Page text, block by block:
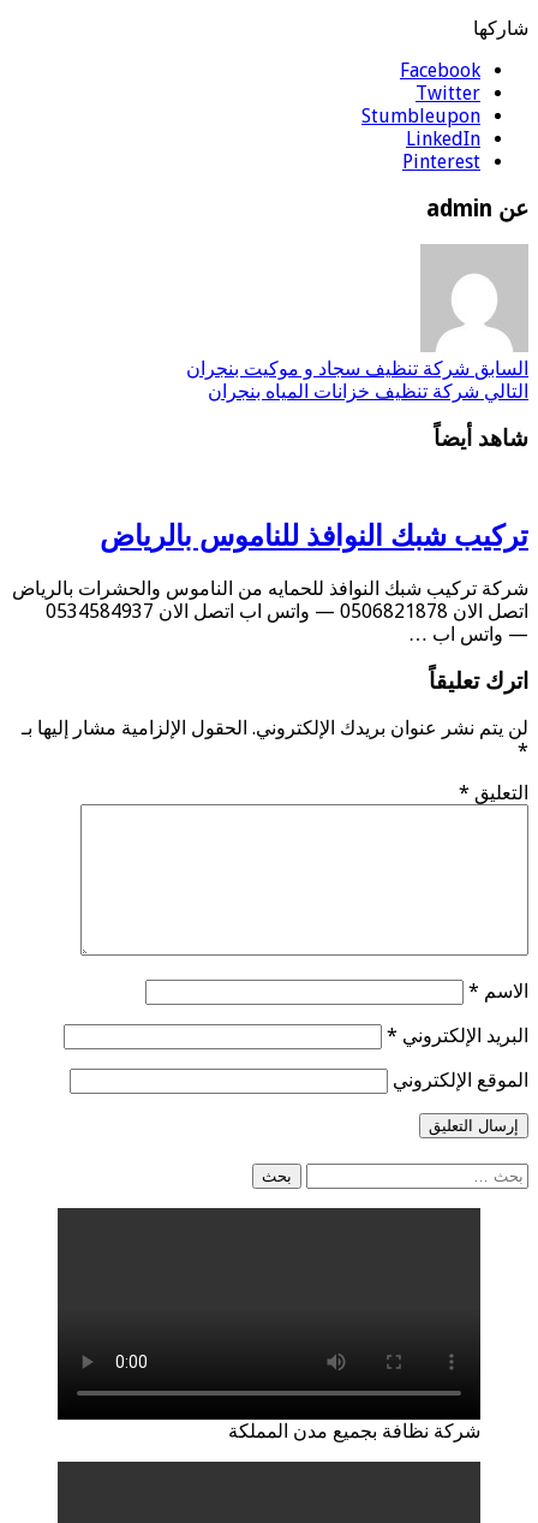
شاركها
Facebook
Twitter
Stumbleupon
LinkedIn
Pinterest
عن admin
السابق شركة تنظيف سجاد و موكيت بنجران
التالي شركة تنظيف خزانات المياه بنجران
شاهد أيضاً
تركيب شبك النوافذ للناموس بالرياض
شركة تركيب شبك النوافذ للحمايه من الناموس والحشرات بالرياض
اتصل الان 0506821878 — واتس اب اتصل الان 0534584937
— واتس اب …
اترك تعليقاً
لن يتم نشر عنوان بريدك الإلكتروني. الحقول الإلزامية مشار إليها بـ
*
التعليق *
الاسم *
البريد الإلكتروني *
الموقع الإلكتروني
البحث
عن:
شركة نظافة بجميع مدن المملكة